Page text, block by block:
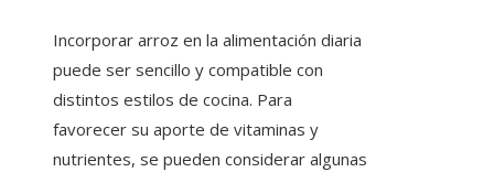
Incorporar arroz en la alimentación diaria
puede ser sencillo y compatible con
distintos estilos de cocina. Para
favorecer su aporte de vitaminas y
nutrientes, se pueden considerar algunas